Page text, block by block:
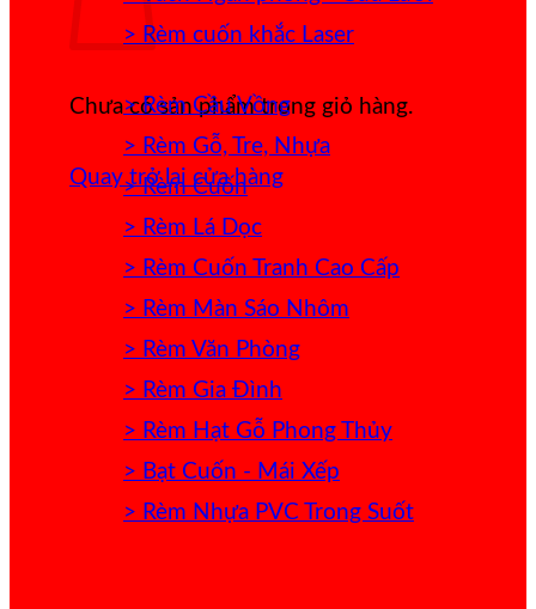
Chưa có sản phẩm trong giỏ hàng.
Quay trở lại cửa hàng
> Rèm cuốn khắc Laser
> Rèm Cầu Vồng
> Rèm Gỗ, Tre, Nhựa
> Rèm Cuốn
> Rèm Lá Dọc
> Rèm Cuốn Tranh Cao Cấp
> Rèm Màn Sáo Nhôm
> Rèm Văn Phòng
> Rèm Gia Đình
> Rèm Hạt Gỗ Phong Thủy
> Bạt Cuốn - Mái Xếp
> Rèm Nhựa PVC Trong Suốt